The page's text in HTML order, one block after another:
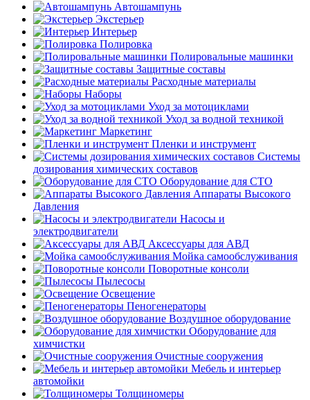
Автошампунь
Экстерьер
Интерьер
Полировка
Полировальные машинки
Защитные составы
Расходные материалы
Наборы
Уход за мотоциклами
Уход за водной техникой
Маркетинг
Пленки и инструмент
Системы
дозирования химических составов
Оборудование для СТО
Аппараты Высокого
Давления
Насосы и
электродвигатели
Аксессуары для АВД
Мойка самообслуживания
Поворотные консоли
Пылесосы
Освещение
Пеногенераторы
Воздушное оборудование
Оборудование для
химчистки
Очистные сооружения
Мебель и интерьер
автомойки
Толщиномеры